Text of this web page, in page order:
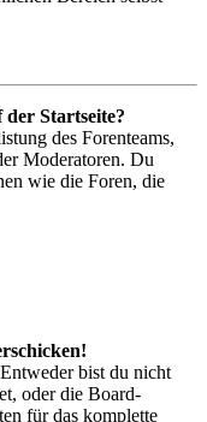
Startseite?
des Forenteams,
Moderatoren. Du
wie die Foren, die
bist du nicht
oder die Board-
für das komplette